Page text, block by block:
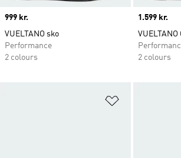
Price
999 kr.
VUELTANO sko
Performance
2 colours
Price
1.599 kr.
VUELTANO
2 colours